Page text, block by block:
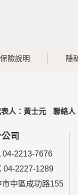
險說明 隱
人：黃士元 聯絡人
司
04-2213-7676
04-2227-1289
市中區成功路155